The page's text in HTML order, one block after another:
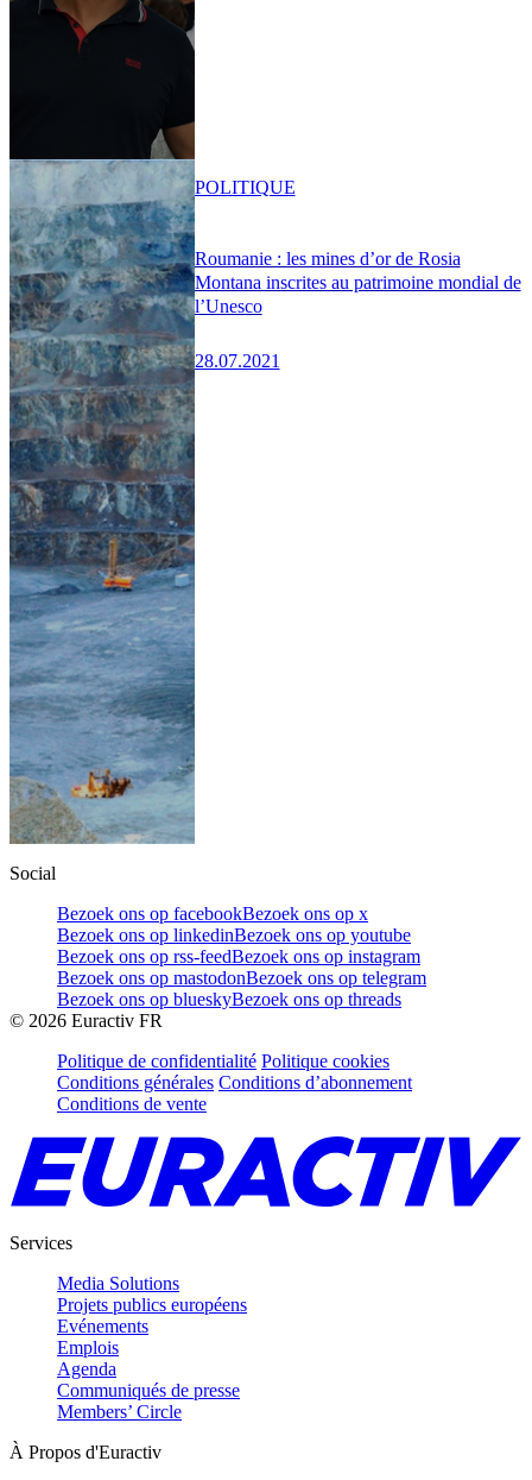
Roumanie : les mines d’or de Rosia
Montana inscrites au patrimoine mondial de
l’Unesco
28.07.2021
POLITIQUE
Social
Bezoek ons op facebookBezoek ons op x
Bezoek ons op linkedinBezoek ons op youtube
Bezoek ons op rss-feedBezoek ons op instagram
Bezoek ons op mastodonBezoek ons op telegram
Bezoek ons op blueskyBezoek ons op threads
© 2026 Euractiv FR
Politique de confidentialité Politique cookies
Conditions générales Conditions d’abonnement
Conditions de vente
Services
Media Solutions
Projets publics européens
Evénements
Emplois
Agenda
Communiqués de presse
Members’ Circle
À Propos d'Euractiv